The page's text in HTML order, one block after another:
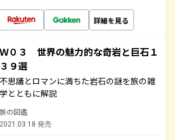
詳細を見る
Ｗ０３ 世界の魅力的な奇岩と巨石１
３９選
不思議とロマンに満ちた岩石の謎を旅の雑
学とともに解説
旅の図鑑
2021.03.18 発売